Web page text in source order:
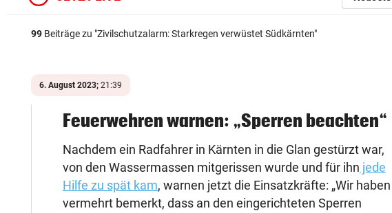
99 Beiträge zu "Zivilschutzalarm: Starkregen verwüstet Südkärnten"
6. August 2023; 21:39
Feuerwehren warnen: „Sperren beachten“
Nachdem ein Radfahrer in Kärnten in die Glan gestürzt war,
von den Wassermassen mitgerissen wurde und für ihn jede
Hilfe zu spät kam, warnen jetzt die Einsatzkräfte: „Wir haben
vermehrt bemerkt, dass an den eingerichteten Sperren